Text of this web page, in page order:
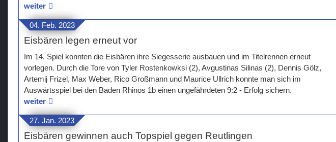
weiter
04. Feb. 2023
Eisbären legen erneut vor
Im 14. Spiel konnten die Eisbären ihre Siegesserie ausbauen und im Titelrennen erneut
vorlegen. Durch die Tore von Tyler Rostenkowksi (2), Avgustinas Silinas (2), Dennis Gölz,
Artemij Frizel, Max Weber, Rico Großmann und Maurice Ullrich konnte man sich im
Auswärtsspiel bei den Baden Rhinos 1b einen ungefährdeten 9:2 - Erfolg sichern.
weiter
27. Jan. 2023
Eisbären gewinnen auch Topspiel gegen Reutlingen